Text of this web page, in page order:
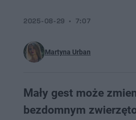
Martyna Urban
2025-08-29 7:07
Mały gest może
bezdomnym